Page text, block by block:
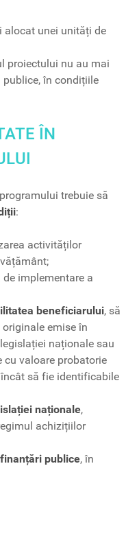
alocat unei unități de
proiectului nu au mai
în condițiile
ÎN
trebuie să
:
activităților
de implementare a
beneficiarului, să
emise în
naționale sau
cu valoare probatorie
să fie identificabile
naționale,
achizițiilor
publice, în